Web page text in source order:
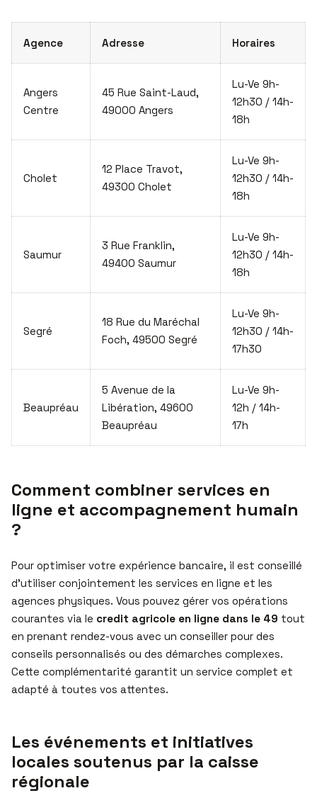
Agence Adresse Horaires
Angers
Centre
45 Rue Saint-Laud,
49000 Angers
Lu-Ve 9h-
12h30 / 14h-
18h
Cholet
12 Place Travot,
49300 Cholet
Lu-Ve 9h-
12h30 / 14h-
18h
Saumur
3 Rue Franklin,
49400 Saumur
Lu-Ve 9h-
12h30 / 14h-
18h
Segré
18 Rue du Maréchal
Foch, 49500 Segré
Lu-Ve 9h-
12h30 / 14h-
17h30
Beaupréau
5 Avenue de la
Libération, 49600
Beaupréau
Lu-Ve 9h-
12h / 14h-
17h
Comment combiner services en
ligne et accompagnement humain
?
Pour optimiser votre expérience bancaire, il est conseillé
d’utiliser conjointement les services en ligne et les
agences physiques. Vous pouvez gérer vos opérations
courantes via le credit agricole en ligne dans le 49 tout
en prenant rendez-vous avec un conseiller pour des
conseils personnalisés ou des démarches complexes.
Cette complémentarité garantit un service complet et
adapté à toutes vos attentes.
Les événements et initiatives
locales soutenus par la caisse
régionale